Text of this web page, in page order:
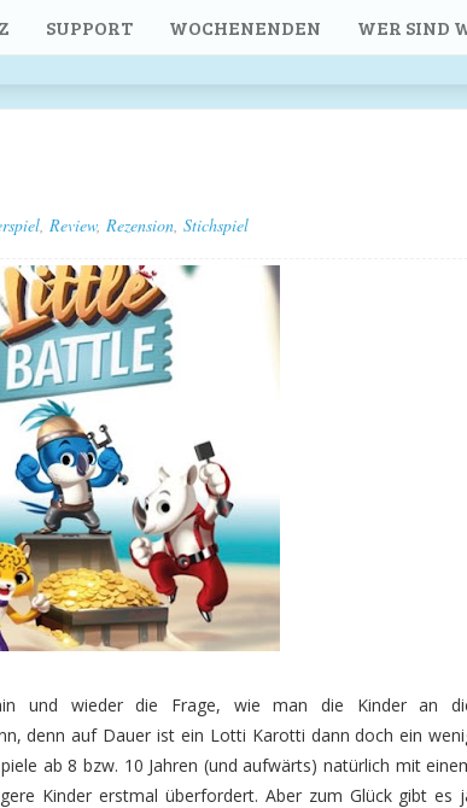
SUPPORT WOCHENENDEN WER SIND
, Review, Rezension, Stichspiel
und wieder die Frage, wie man die Kinder an
denn auf Dauer ist ein Lotti Karotti dann doch ein
ab 8 bzw. 10 Jahren (und aufwärts) natürlich mit
Kinder erstmal überfordert. Aber zum Glück gibt es